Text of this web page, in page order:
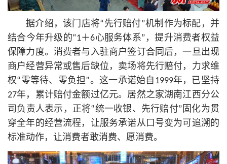
据介绍，该门店将“先行赔付”机制作为标配，并
结合今年升级的“1＋6心服务体系”，提升消费者权益
保障力度。消费者与入驻商户签订合同后，一旦出现
商户经营异常或售后缺位，卖场将先行赔付，力求维
权“零等待、零负担”。这一承诺始自1999年，已坚持
27年，累计赔付金额过亿元。居然之家湖南江西分公
司负责人表示，正将“统一收银、先行赔付”固化为贯
穿全年的经营流程，让服务承诺从口号变为可追溯的
标准动作，让消费者敢消费、愿消费。